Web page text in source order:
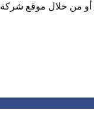
أو من خلال موقع شركة